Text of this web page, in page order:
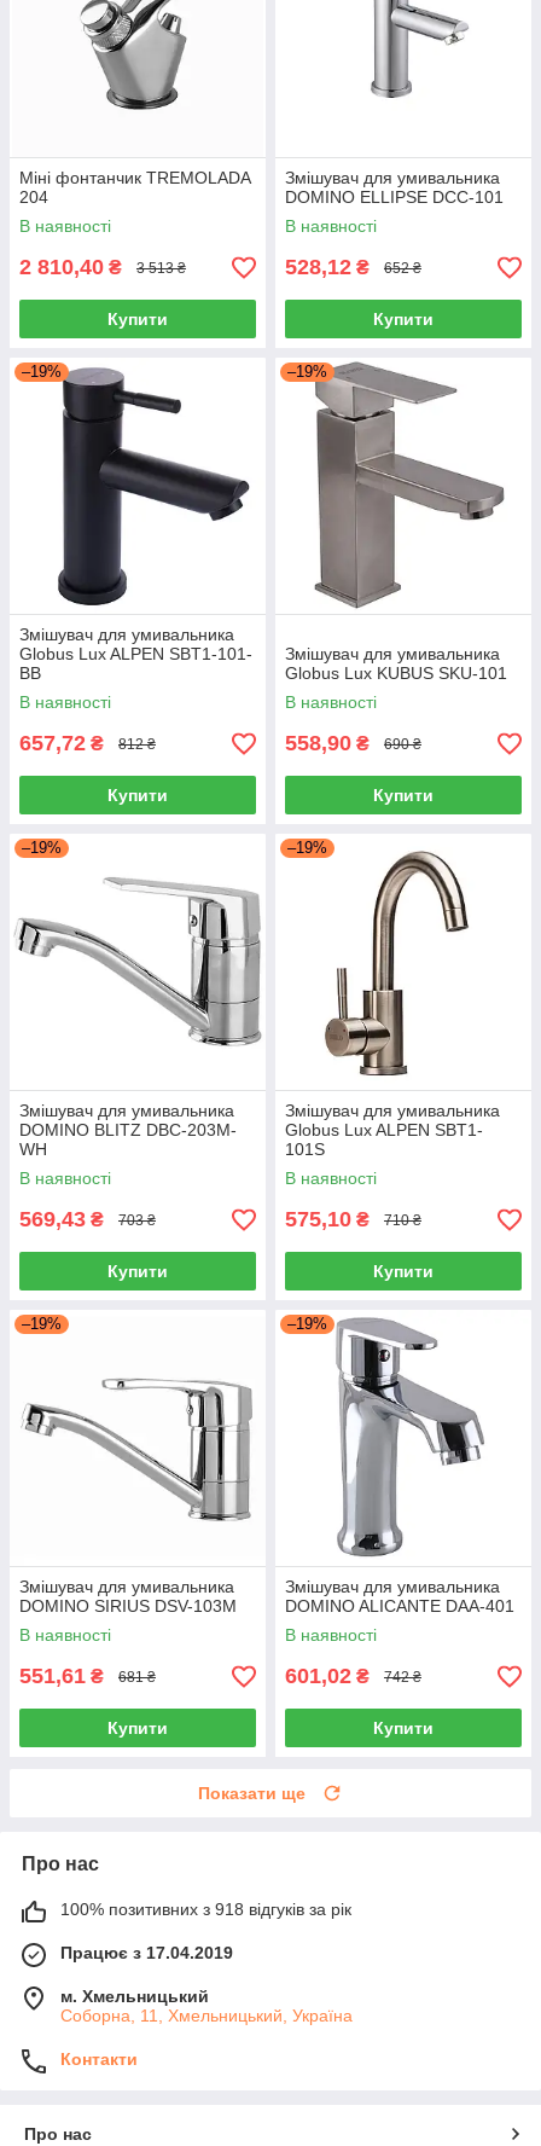
Міні фонтанчик TREMOLADA
204
В наявності
2 810,40 ₴ 3 513 ₴
Купити
Змішувач для умивальника
DOMINO ELLIPSE DCC-101
В наявності
528,12 ₴ 652 ₴
Купити
–19%
Змішувач для умивальника
Globus Lux ALPEN SBT1-101-
BB
В наявності
657,72 ₴ 812 ₴
Купити
–19%
Змішувач для умивальника
Globus Lux KUBUS SKU-101
В наявності
558,90 ₴ 690 ₴
Купити
–19%
Змішувач для умивальника
DOMINO BLITZ DBC-203M-
WH
В наявності
569,43 ₴ 703 ₴
Купити
–19%
Змішувач для умивальника
Globus Lux ALPEN SBT1-
101S
В наявності
575,10 ₴ 710 ₴
Купити
–19%
Змішувач для умивальника
DOMINO SIRIUS DSV-103M
В наявності
551,61 ₴ 681 ₴
Купити
–19%
Змішувач для умивальника
DOMINO ALICANTE DAA-401
В наявності
601,02 ₴ 742 ₴
Купити
Показати ще
Про нас
100% позитивних з 918 відгуків за рік
Працює з 17.04.2019
м. Хмельницький
Соборна, 11, Хмельницький, Україна
Контакти
Про нас